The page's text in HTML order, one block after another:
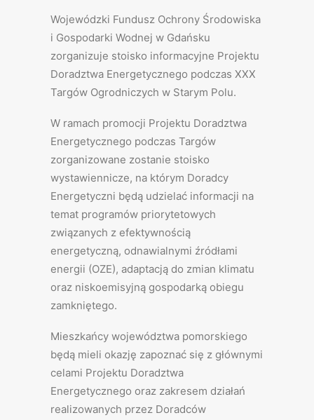
Wojewódzki Fundusz Ochrony Środowiska
i Gospodarki Wodnej w Gdańsku
zorganizuje stoisko informacyjne Projektu
Doradztwa Energetycznego podczas XXX
Targów Ogrodniczych w Starym Polu.
W ramach promocji Projektu Doradztwa
Energetycznego podczas Targów
zorganizowane zostanie stoisko
wystawiennicze, na którym Doradcy
Energetyczni będą udzielać informacji na
temat programów priorytetowych
związanych z efektywnością
energetyczną, odnawialnymi źródłami
energii (OZE), adaptacją do zmian klimatu
oraz niskoemisyjną gospodarką obiegu
zamkniętego.
Mieszkańcy województwa pomorskiego
będą mieli okazję zapoznać się z głównymi
celami Projektu Doradztwa
Energetycznego oraz zakresem działań
realizowanych przez Doradców